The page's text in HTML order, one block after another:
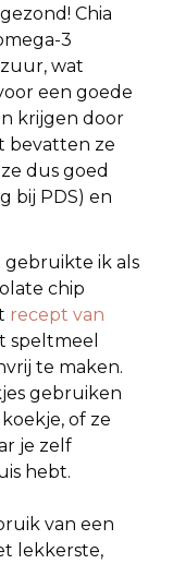
Chia
3
wat
een goede
krijgen door
bevatten ze
dus goed
bij PDS) en
gebruikte ik als
chip
recept van
speltmeel
te maken.
gebruiken
of ze
je zelf
hebt.
van een
lekkerste,